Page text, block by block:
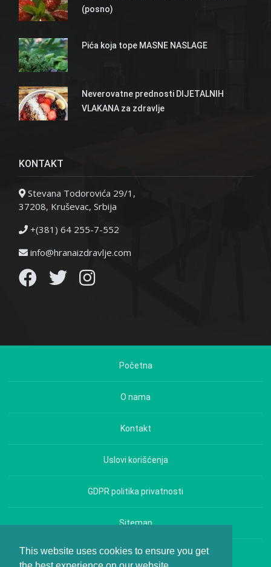
This website uses cookies to ensure you get
(posno)
Pića koja tope MASNE NASLAGE
Neverovatne prednosti DIJETALNIH
VLAKANA za zdravlje
KONTAKT
Stevana Todorovića 29/1,
37208, Kruševac, Srbija
+(381) 64 255-7-552
info@hranaizdravlje.com
Početna
O nama
Kontakt
Uslovi korišćenja
GDPR politika privatnosti
Sitemap
Copyright © Hrana i Zdravlje - All rights reserved.